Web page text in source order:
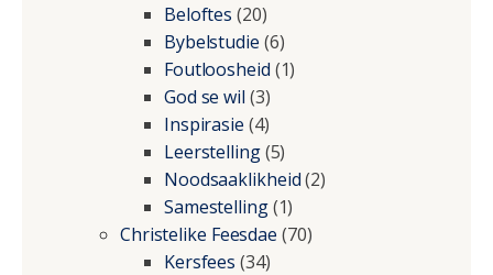
Beloftes (20)
Bybelstudie (6)
Foutloosheid (1)
God se wil (3)
Inspirasie (4)
Leerstelling(5)
Noodsaaklikheid(2)
Samestelling(1)
Christelike Feesdae (70)
Kersfees (34)